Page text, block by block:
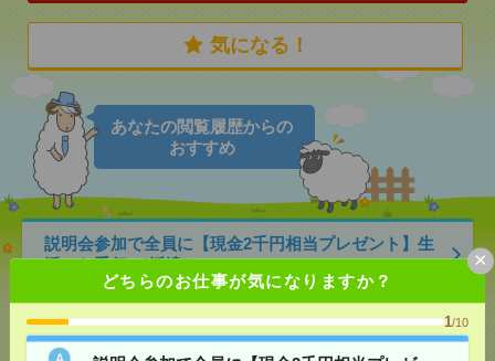
どちらのお仕事が気になりますか？
1/10
×
気になる！
あなたの閲覧履歴からの
おすすめ
説明会参加で全員に【現金2千円相当プレゼント】生
活のお手伝い[派遣]
[給 与]無資格未経験：時給1500円～ ■週払い
OK ■扶養内OK ■日収1万2000円以上
[交通費]交通費全額支給